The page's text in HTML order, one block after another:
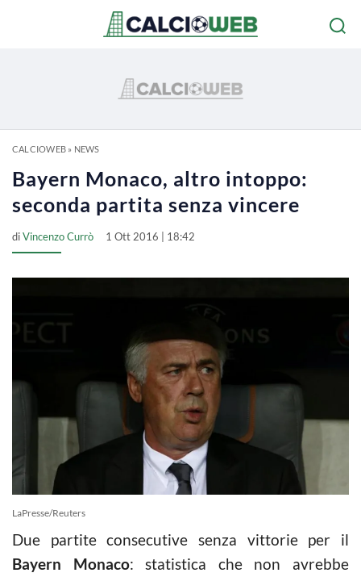
CALCIOWEB» NEWS
Bayern Monaco, altro intoppo:
seconda partita senza vincere
diVincenzo Currò 1 Ott 2016 | 18:42
LaPresse/Reuters
Due partite consecutive senza vittorie per il
Bayern Monaco: statistica che non avrebbe